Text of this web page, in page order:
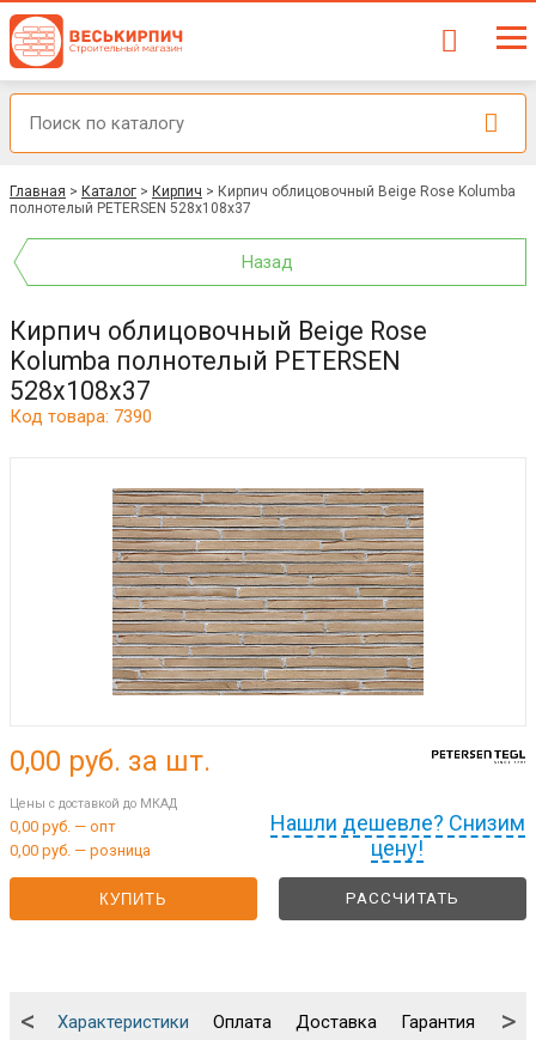
Главная > Каталог > Кирпич > Кирпич облицовочный Beige Rose Kolumba
полнотелый PETERSEN 528x108x37
Назад
Кирпич облицовочный Beige Rose
Kolumba полнотелый PETERSEN
528x108x37
Код товара: 7390
Нашли дешевле? Снизим
цену!
0,00 руб. за шт.
Цены с доставкой до МКАД
0,00 руб. — опт
0,00 руб. — розница
КУПИТЬ РАССЧИТАТЬ
Характеристики Оплата Доставка Гарантия
< >